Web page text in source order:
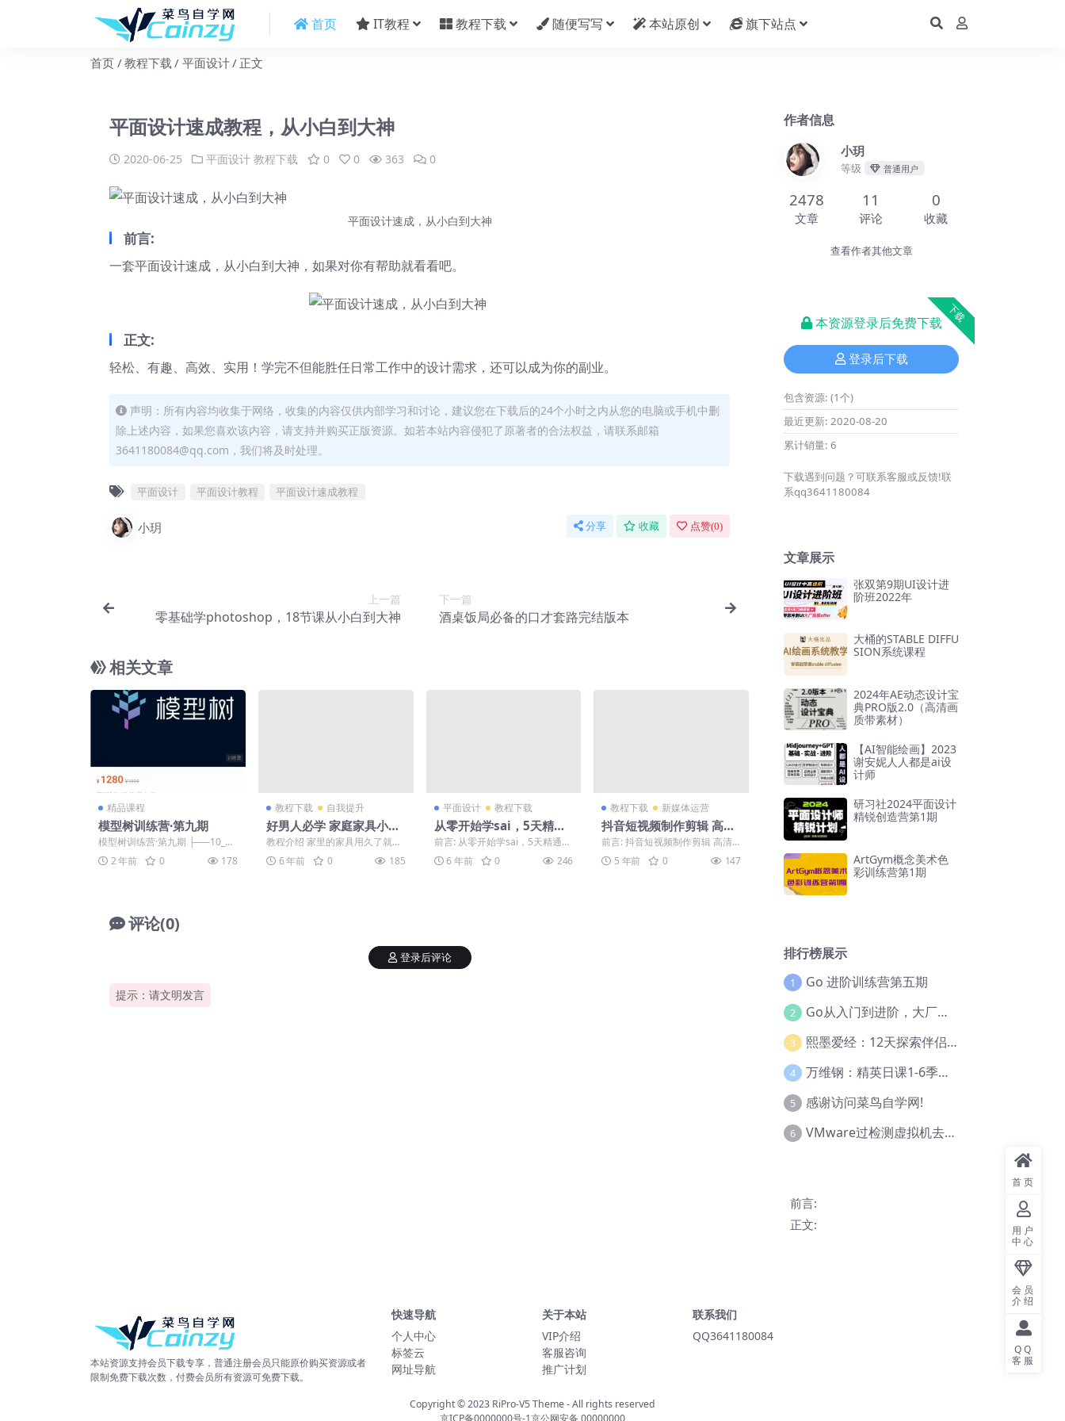
首页 IT教程 教程下载 随便写写 本站原创 旗下站点
首页 教程下载 平面设计 正文
平面设计速成教程，从小白到大神
2020-06-25 平面设计 教程下载 0 0 363 0
平面设计速成，从小白到大神
前言:
一套平面设计速成，从小白到大神，如果对你有帮助就看看吧。
正文:
轻松、有趣、高效、实用！学完不但能胜任日常工作中的设计需求，还可以成为你的副业。
声明：所有内容均收集于网络，收集的内容仅供内部学习和讨论，建议您在下载后的24个小时之内从您的电脑或手机中删
除上述内容，如果您喜欢该内容，请支持并购买正版资源。如若本站内容侵犯了原著者的合法权益，请联系邮箱
3641180084@qq.com，我们将及时处理。
平面设计 平面设计教程 平面设计速成教程
小玥 分享 收藏 点赞(0)
上一篇
零基础学photoshop，18节课从小白到大神
下一篇
酒桌饭局必备的口才套路完结版本
相关文章
精品课程
模型树训练营·第九期
模型树训练营·第九期 ├──10_第
四课 模型 .mp3 57.50M ├──1...
2 年前 0 178
教程下载 自我提升
好男人必学 家庭家具小维
修
教程介绍 家里的家具用久了就会
出现一些大大小小的问题，大家
应该是经常遇到吧，如果...
6 年前 0 185
平面设计 教程下载
从零开始学sai，5天精通
板绘基础
前言: 从零开始学sai，5天精通板
绘基础，喜欢就下载吧。 正文:
本套课程主要...
6 年前 0 246
教程下载 新媒体运营
抖音短视频制作剪辑 高清
60帧补帧教程
前言: 抖音短视频制作剪辑 高清6
0帧补帧教程，喜欢就下载吧。
正文: 软件和教...
5 年前 0 147
评论(0)
提示：请文明发言
登录后评论
作者信息
小玥
等级 普通用户
2478
文章
11
评论
0
收藏
查看作者其他文章
下载
本资源登录后免费下载
登录后下载
包含资源: (1个)
最近更新: 2020-08-20
累计销量: 6
下载遇到问题？可联系客服或反馈!联
系qq3641180084
文章展示
张双第9期UI设计进
阶班2022年
大桶的STABLE DIFFU
SION系统课程
2024年AE动态设计宝
典PRO版2.0（高清画
质带素材）
【AI智能绘画】2023
谢安妮人人都是ai设
计师
研习社2024平面设计
精锐创造营第1期
ArtGym概念美术色
彩训练营第1期
排行榜展示
1 Go 进阶训练营第五期
2 Go从入门到进阶，大厂案例全流程实践(完结)
3 熙墨爱经：12天探索伴侣亲密度
4 万维钢：精英日课1-6季合集
5 感谢访问菜鸟自学网!
6 VMware过检测虚拟机去虚拟化教程(工具+基础+进阶)
前言:
正文:
本站资源支持会员下载专享，普通注册会员只能原价购买资源或者
限制免费下载次数，付费会员所有资源可免费下载。
快速导航
个人中心
标签云
网址导航
关于本站
VIP介绍
客服咨询
推广计划
联系我们
QQ3641180084
Copyright © 2023 RiPro-V5 Theme- All rights reserved
京ICP备0000000号-1京公网安备 00000000
首页
用户
中心
会员
介绍
QQ
客服